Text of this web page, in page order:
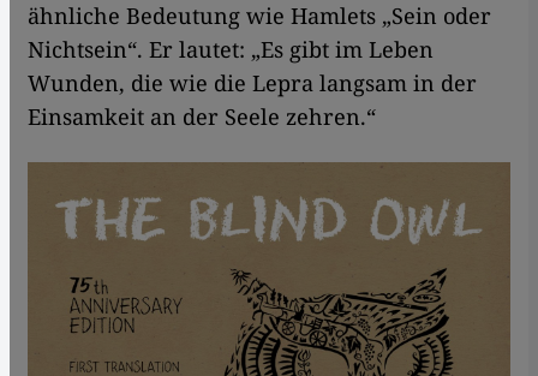
ähnliche Bedeutung wie Hamlets „Sein oder
Nichtsein“. Er lautet: „Es gibt im Leben
Wunden, die wie die Lepra langsam in der
Einsamkeit an der Seele zehren.“